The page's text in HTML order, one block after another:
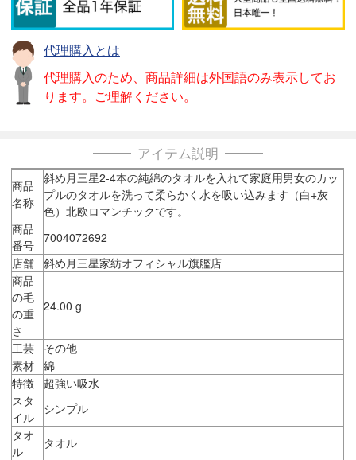
代理購入とは
代理購入のため、商品詳細は外国語のみ表示してお
ります。ご理解ください。
アイテム説明
商品
名称
斜め月三星2-4本の純綿のタオルを入れて家庭用男女のカッ
プルのタオルを洗って柔らかく水を吸い込みます（白+灰
色）北欧ロマンチックです。
商品
番号
7004072692
店舗
斜め月三星家紡オフィシャル旗艦店
商品
の毛
の重
さ
24.00 g
工芸
その他
素材
綿
特徴
超強い吸水
スタ
イル
シンプル
タオ
ル
タオル